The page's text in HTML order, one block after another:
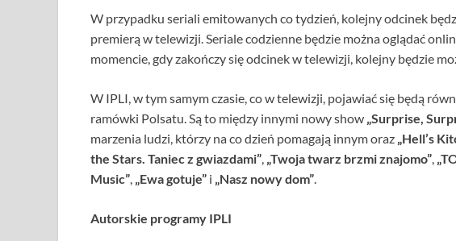
W przypadku seriali emitowanych co tydzień, kolejny odcinek
premierą w telewizji. Seriale codzienne będzie można oglądać
momencie, gdy zakończy się odcinek w telewizji, kolejny będzie
W IPLI, w tym samym czasie, co w telewizji, pojawiać się będą
ramówki Polsatu. Są to między innymi nowy show „Surprise,
marzenia ludzi, którzy na co dzień pomagają innym oraz „Hell’s
the Stars. Taniec z gwiazdami”, „Twoja twarz brzmi znajomo”,
Music”, „Ewa gotuje” i „Nasz nowy dom”.
Autorskie programy IPLI